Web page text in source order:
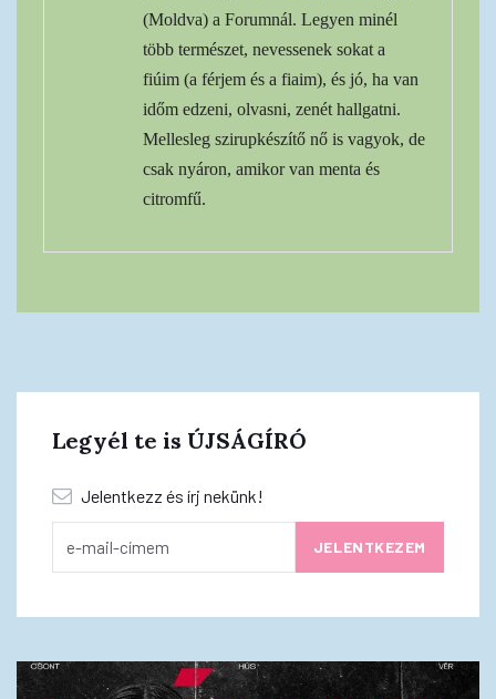
(Moldva) a Forumnál. Legyen minél
több természet, nevessenek sokat a
fiúim (a férjem és a fiaim), és jó, ha van
időm edzeni, olvasni, zenét hallgatni.
Mellesleg szirupkészítő nő is vagyok, de
csak nyáron, amikor van menta és
citromfű.
Legyél te is ÚJSÁGÍRÓ
Jelentkezz és írj nekünk!